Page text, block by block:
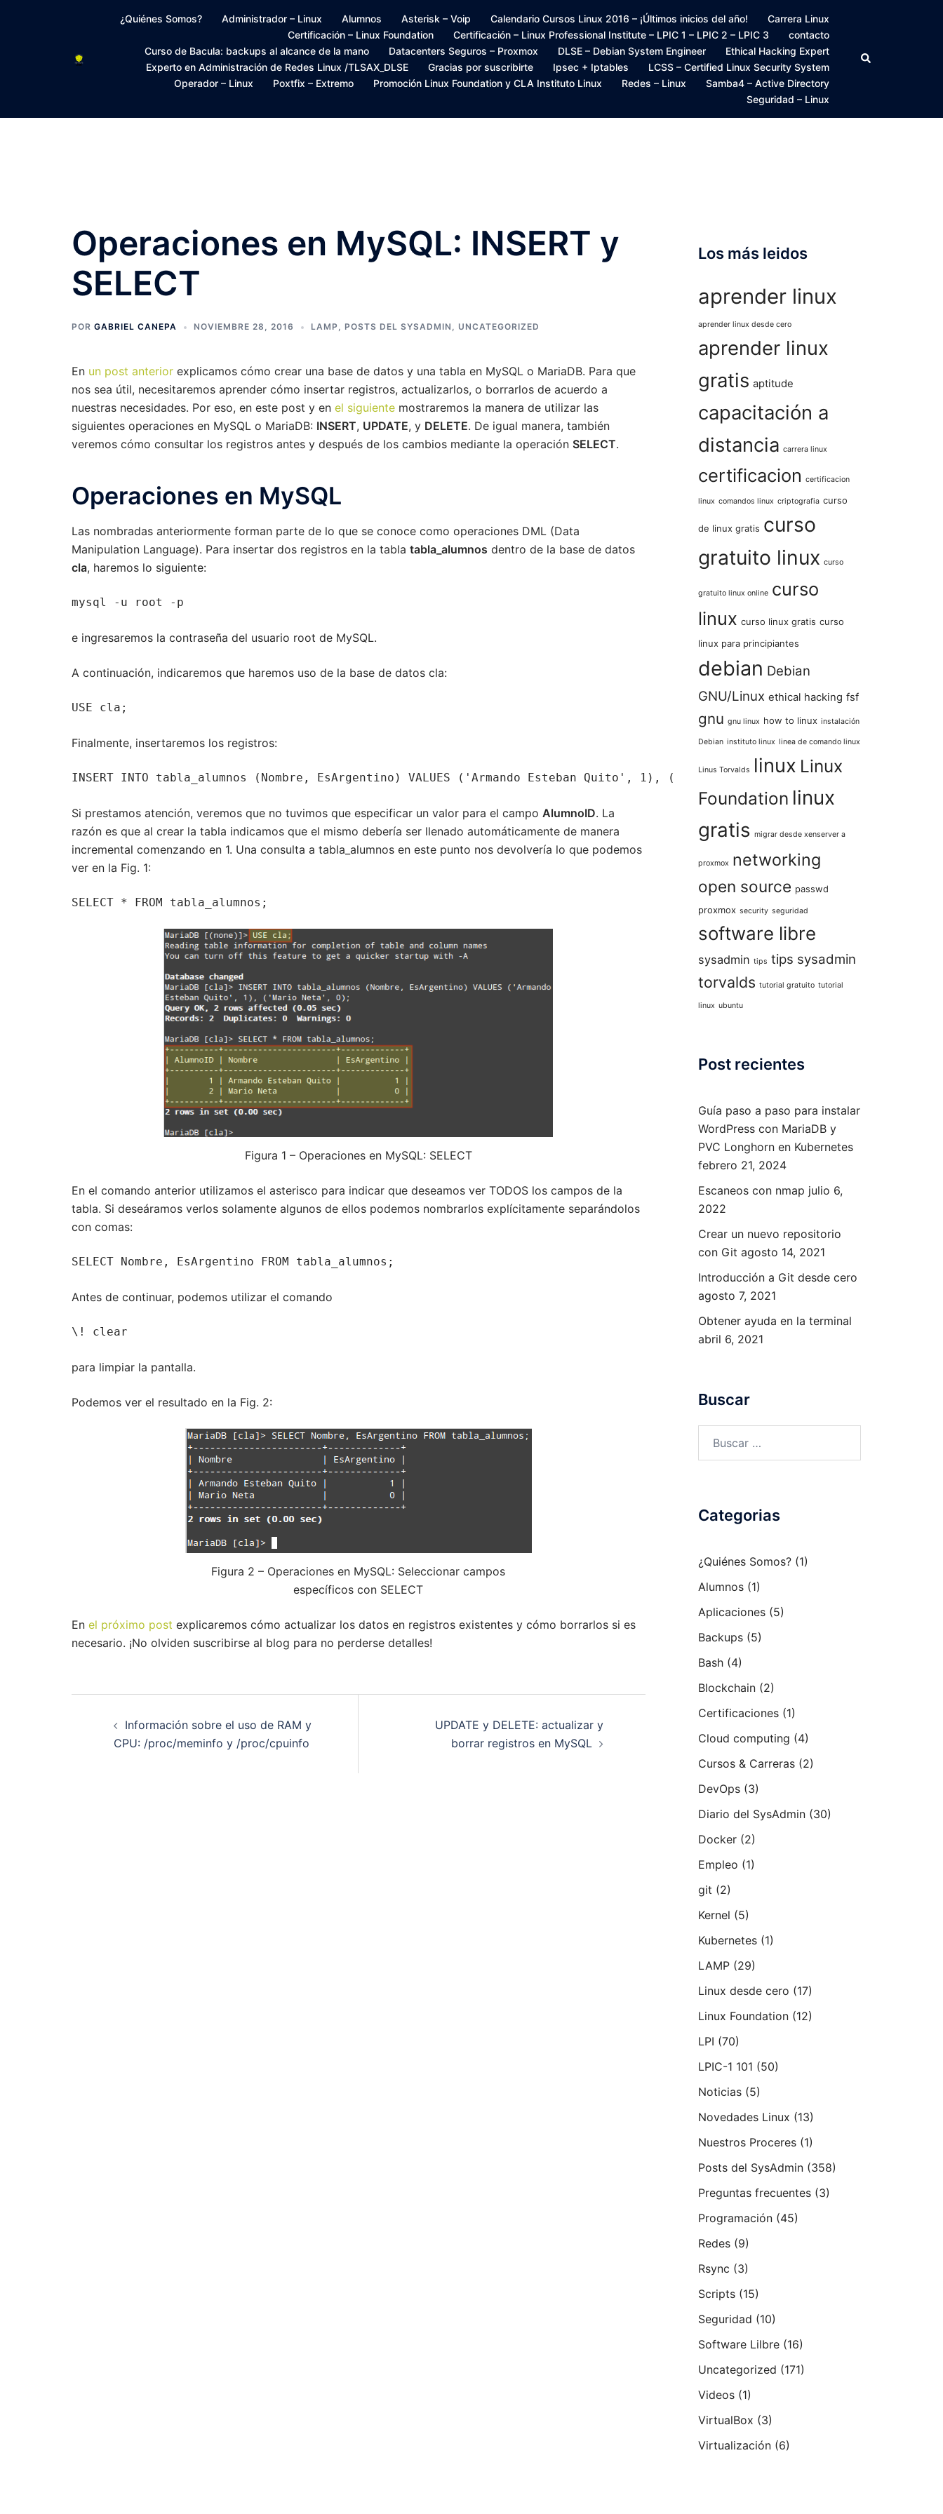
¿Quiénes Somos? Administrador – Linux Alumnos Asterisk – Voip Calendario Cursos Linux 2016 – ¡Últimos inicios del año!
Carrera Linux
Certificación – Linux Foundation
Certificación – Linux Professional Institute – LPIC 1 – LPIC 2 – LPIC 3
contacto
Curso de Bacula: backups al alcance de la mano
Datacenters Seguros – Proxmox DLSE – Debian System Engineer
Ethical Hacking Expert
Experto en Administración de Redes Linux /TLSAX_DLSE
Gracias por suscribirte Ipsec + Iptables
LCSS – Certified Linux Security System
Operador – Linux
Poxtfix – Extremo Promoción Linux Foundation y CLA Instituto Linux Redes – Linux
Samba4 – Active Directory
Seguridad – Linux
Buscar
Operaciones en MySQL: INSERT y
SELECT
POR GABRIEL CANEPA NOVIEMBRE 28, 2016 LAMP , POSTS DEL SYSADMIN , UNCATEGORIZED
En un post anterior explicamos cómo crear una base de datos y una tabla en MySQL o MariaDB. Para que
nos sea útil, necesitaremos aprender cómo insertar registros, actualizarlos, o borrarlos de acuerdo a
nuestras necesidades. Por eso, en este post y en el siguiente mostraremos la manera de utilizar las
siguientes operaciones en MySQL o MariaDB: INSERT, UPDATE, y DELETE. De igual manera, también
veremos cómo consultar los registros antes y después de los cambios mediante la operación SELECT.
Operaciones en MySQL
Las nombradas anteriormente forman parte de lo que se conoce como operaciones DML (Data
Manipulation Language). Para insertar dos registros en la tabla tabla_alumnos dentro de la base de datos
cla, haremos lo siguiente:
mysql -u root -p
e ingresaremos la contraseña del usuario root de MySQL.
A continuación, indicaremos que haremos uso de la base de datos cla:
USE cla;
Finalmente, insertaremos los registros:
INSERT INTO tabla_alumnos (Nombre, EsArgentino) VALUES ('Armando Esteban Quito', 1), ('Mario Neta', 0);
Si prestamos atención, veremos que no tuvimos que especificar un valor para el campo AlumnoID. La
razón es que al crear la tabla indicamos que el mismo debería ser llenado automáticamente de manera
incremental comenzando en 1. Una consulta a tabla_alumnos en este punto nos devolvería lo que podemos
ver en la Fig. 1:
SELECT * FROM tabla_alumnos;
Figura 1 – Operaciones en MySQL: SELECT
En el comando anterior utilizamos el asterisco para indicar que deseamos ver TODOS los campos de la
tabla. Si deseáramos verlos solamente algunos de ellos podemos nombrarlos explícitamente separándolos
con comas:
SELECT Nombre, EsArgentino FROM tabla_alumnos;
Antes de continuar, podemos utilizar el comando
\! clear
para limpiar la pantalla.
Podemos ver el resultado en la Fig. 2:
Figura 2 – Operaciones en MySQL: Seleccionar campos
específicos con SELECT
En el próximo post explicaremos cómo actualizar los datos en registros existentes y cómo borrarlos si es
necesario. ¡No olviden suscribirse al blog para no perderse detalles!
Información sobre el uso de RAM y
CPU: /proc/meminfo y /proc/cpuinfo
UPDATE y DELETE: actualizar y
borrar registros en MySQL
Los más leidos
aprender linux
aprender linux desde cero
aprender linux
gratis aptitude
capacitación a
distancia carrera linux
certificacion certificacion
linux comandos linux criptografia curso
de linux gratis curso
gratuito linux curso
gratuito linux online curso
linux curso linux gratis curso
linux para principiantes
debian Debian
GNU/Linux ethical hacking fsf
gnu gnu linux how to linux instalación
Debian instituto linux linea de comando linux
Linus Torvalds linux Linux
Foundation linux
gratis migrar desde xenserver a
proxmox networking
open source passwd
proxmox security seguridad
software libre
sysadmin tips tips sysadmin
torvalds tutorial gratuito tutorial
linux ubuntu
Post recientes
Guía paso a paso para instalar
WordPress con MariaDB y
PVC Longhorn en Kubernetes
febrero 21, 2024
Escaneos con nmap julio 6,
2022
Crear un nuevo repositorio
con Git agosto 14, 2021
Introducción a Git desde cero
agosto 7, 2021
Obtener ayuda en la terminal
abril 6, 2021
Buscar
Categorias
¿Quiénes Somos?(1)
Alumnos(1)
Aplicaciones(5)
Backups(5)
Bash(4)
Blockchain(2)
Certificaciones(1)
Cloud computing (4)
Cursos & Carreras(2)
DevOps(3)
Diario del SysAdmin(30)
Docker(2)
Empleo (1)
git (2)
Kernel (5)
Kubernetes(1)
LAMP(29)
Linux desde cero (17)
Linux Foundation(12)
LPI (70)
LPIC-1 101 (50)
Noticias(5)
Novedades Linux (13)
Nuestros Proceres(1)
Posts del SysAdmin(358)
Preguntas frecuentes(3)
Programación(45)
Redes(9)
Rsync (3)
Scripts(15)
Seguridad (10)
Software Lilbre(16)
Uncategorized (171)
Videos(1)
VirtualBox (3)
Virtualización(6)